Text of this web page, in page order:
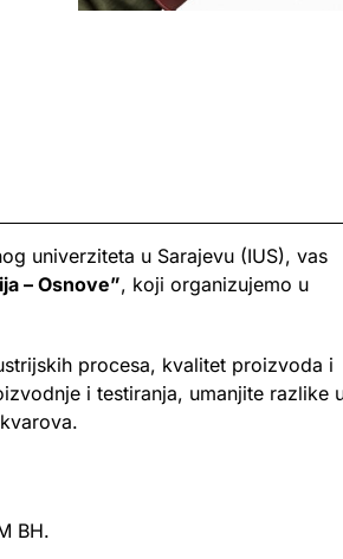
univerziteta u Sarajevu (IUS), vas
– Osnove”, koji organizujemo u
procesa, kvalitet proizvoda i
i testiranja, umanjite razlike
BH.